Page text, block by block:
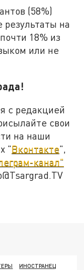
(58%)
на
18% из
или не
с редакцией
свои
на наши
"Вконтакте",
канал"
ИНОСТРАНЕЦ